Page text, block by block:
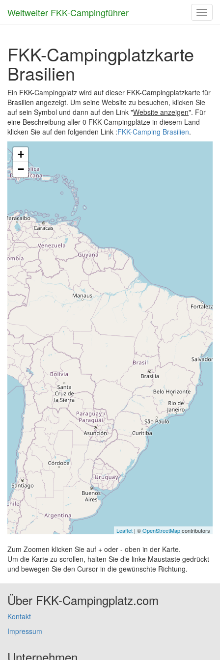
Weltweiter FKK-Campingführer
FKK-Campingplatzkarte
Brasilien
Ein FKK-Campingplatz wird auf dieser FKK-Campingplatzkarte für
Brasilien angezeigt. Um seine Website zu besuchen, klicken Sie
auf sein Symbol und dann auf den Link "Website anzeigen". Für
eine Beschreibung aller 0 FKK-Campingplätze in diesem Land
klicken Sie auf den folgenden Link :FKK-Camping Brasilien.
+
−
Leaflet | ©OpenStreetMapcontributors
Zum Zoomen klicken Sie auf + oder - oben in der Karte.
Um die Karte zu scrollen, halten Sie die linke Maustaste gedrückt
und bewegen Sie den Cursor in die gewünschte Richtung.
Über FKK-Campingplatz.com
Kontakt
Impressum